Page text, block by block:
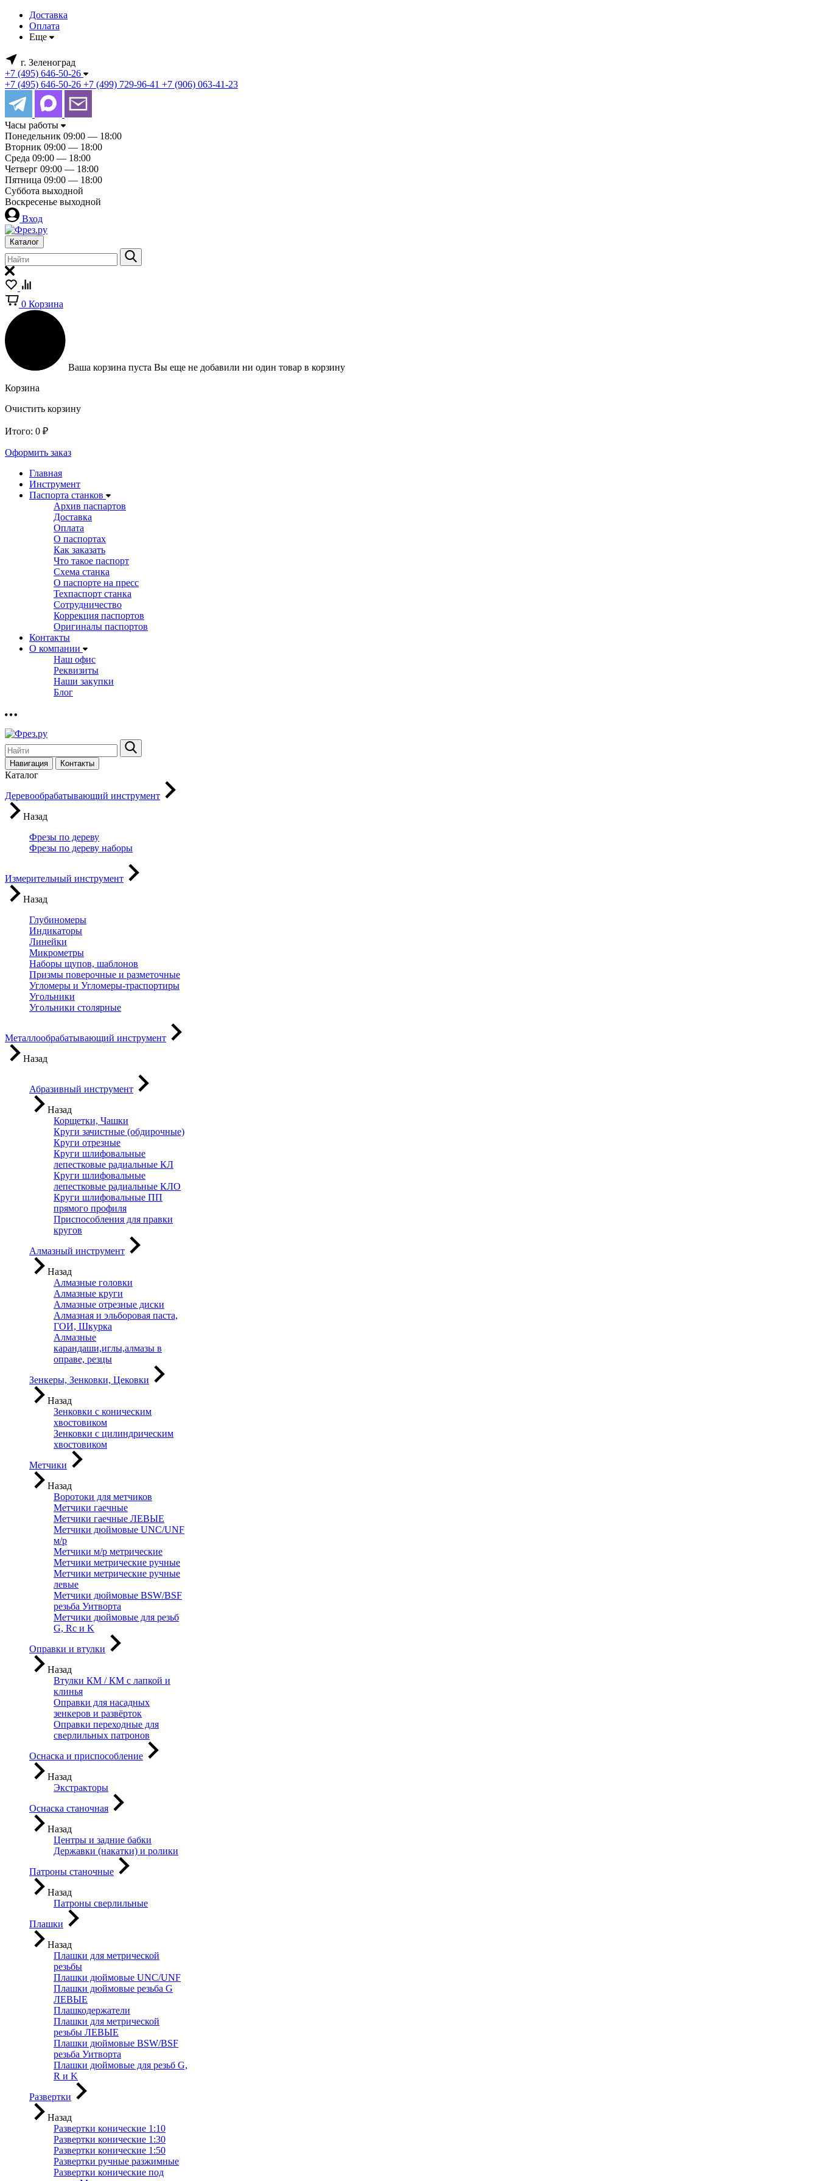
Доставка
Оплата
Еще
г. Зеленоград
+7 (495) 646-50-26
+7 (495) 646-50-26 +7 (499) 729-96-41 +7 (906) 063-41-23
Часы работы
Понедельник 09:00 — 18:00
Вторник 09:00 — 18:00
Среда 09:00 — 18:00
Четверг 09:00 — 18:00
Пятница 09:00 — 18:00
Суббота выходной
Воскресенье выходной
Вход
Каталог
0 Корзина
Ваша корзина пуста Вы еще не добавили ни один товар в корзину
Корзина
Очистить корзину
Итого: 0 ₽
Оформить заказ
Главная
Инструмент
Паспорта станков
Архив паспартов
Доставка
Оплата
О паспортах
Как заказать
Что такое паспорт
Схема станка
О паспорте на пресс
Техпаспорт станка
Сотрудничество
Коррекция паспортов
Оригиналы паспортов
Контакты
О компании
Наш офис
Реквизиты
Наши закупки
Блог
Навигация Контакты
Каталог
Деревообрабатывающий инструмент
Назад
Фрезы по дереву
Фрезы по дереву наборы
Измерительный инструмент
Назад
Глубиномеры
Индикаторы
Линейки
Микрометры
Наборы щупов, шаблонов
Призмы поверочные и разметочные
Угломеры и Угломеры-траспортиры
Угольники
Угольники столярные
Металлообрабатывающий инструмент
Назад
Абразивный инструмент
Назад
Корщетки, Чашки
Круги зачистные (обдирочные)
Круги отрезные
Круги шлифовальные
лепестковые радиальные КЛ
Круги шлифовальные
лепестковые радиальные КЛО
Круги шлифовальные ПП
прямого профиля
Приспособления для правки
кругов
Алмазный инструмент
Назад
Алмазные головки
Алмазные круги
Алмазные отрезные диски
Алмазная и эльборовая паста,
ГОИ, Шкурка
Алмазные
карандаши,иглы,алмазы в
оправе, резцы
Зенкеры, Зенковки, Цековки
Назад
Зенковки с коническим
хвостовиком
Зенковки с цилиндрическим
хвостовиком
Метчики
Назад
Воротоки для метчиков
Метчики гаечные
Метчики гаечные ЛЕВЫЕ
Метчики дюймовые UNC/UNF
м/р
Метчики м/р метрические
Метчики метрические ручные
Метчики метрические ручные
левые
Метчики дюймовые BSW/BSF
резьба Уитворта
Метчики дюймовые для резьб
G, Rc и K
Оправки и втулки
Назад
Втулки КМ / КМ с лапкой и
клинья
Оправки для насадных
зенкеров и развёрток
Оправки переходные для
сверлильных патронов
Оснаска и приспособление
Назад
Экстракторы
Оснаска станочная
Назад
Центры и задние бабки
Державки (накатки) и ролики
Патроны станочные
Назад
Патроны сверлильные
Плашки
Назад
Плашки для метрической
резьбы
Плашки дюймовые UNC/UNF
Плашки дюймовые резьба G
ЛЕВЫЕ
Плашкодержатели
Плашки для метрической
резьбы ЛЕВЫЕ
Плашки дюймовые BSW/BSF
резьба Уитворта
Плашки дюймовые для резьб G,
R и K
Развертки
Назад
Развертки конические 1:10
Развертки конические 1:30
Развертки конические 1:50
Развертки ручные разжимные
Развертки конические под